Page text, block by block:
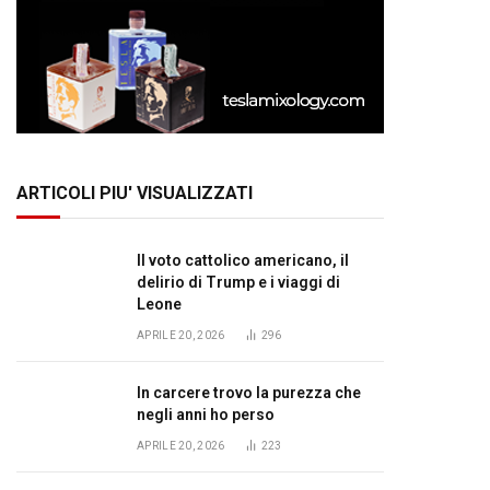
ARTICOLI PIU' VISUALIZZATI
Il voto cattolico americano, il
delirio di Trump e i viaggi di
Leone
APRILE 20, 2026 296
In carcere trovo la purezza che
negli anni ho perso
APRILE 20, 2026 223